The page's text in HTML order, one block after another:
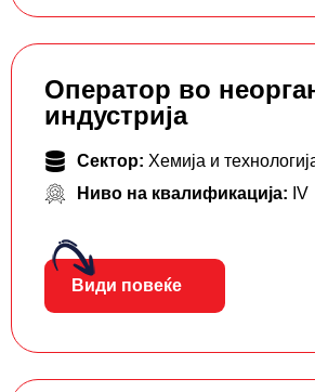
Оператор во
индустрија
Сектор: Хемија и
Ниво на квалификација: IV
Види повеќе